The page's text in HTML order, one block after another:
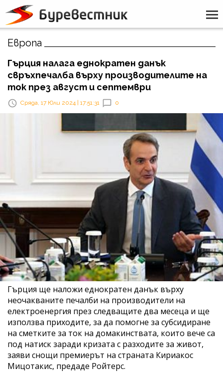
Европа
Гърция налага еднократен данък
свръхпечалба върху производителите на
ток през август и септември
Сряда, 17 Юли 2024 | 17:51:31 0
Гърция ще наложи еднократен данък върху
неочакваните печалби на производители на
електроенергия през следващите два месеца и ще
използва приходите, за да помогне за субсидиране
на сметките за ток на домакинствата, които вече са
под натиск заради кризата с разходите за живот,
заяви снощи премиерът на страната Кириакос
Мицотакис, предаде Ройтерс.